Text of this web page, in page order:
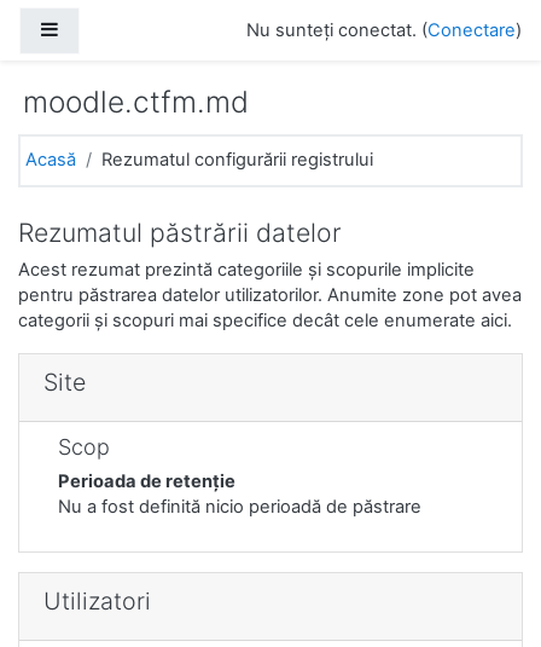
Nu sunteți conectat. (Conectare)
moodle.ctfm.md
Acasă Rezumatul configurării registrului
Rezumatul păstrării datelor
Acest rezumat prezintă categoriile și scopurile implicite
pentru păstrarea datelor utilizatorilor. Anumite zone pot avea
categorii și scopuri mai specifice decât cele enumerate aici.
Site
Scop
Perioada de retenție
Nu a fost definită nicio perioadă de păstrare
Utilizatori